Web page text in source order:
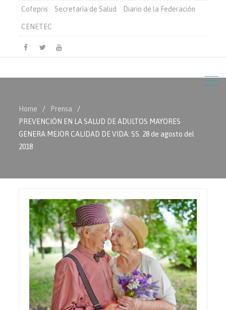
Cofepris Secretaría de Salud Diario de la Federación
CENETEC
Facebook
TwitterYoutube
Home
Prensa
PREVENCIÓN EN LA SALUD DE ADULTOS MAYORES
GENERA MEJOR CALIDAD DE VIDA: SS. 28 de agosto del
2018